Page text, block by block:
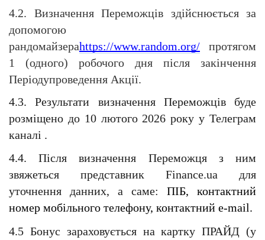
4.2. Визначення Переможців здійснюється за
допомогою
рандомайзераhttps://www.random.org/ протягом
1 (одного) робочого дня після закінчення
Періодупроведення Акції.
4.3. Результати визначення Переможців буде
розміщено до 10 лютого 2026 року у Телеграм
каналі .
4.4. Після визначення Переможця з ним
звяжеться представник Finance.ua для
уточнення данних, а саме: ПІБ, контактний
номер мобільного телефону, контактний e-mail.
4.5 Бонус зараховується на картку ПРАЙД (у